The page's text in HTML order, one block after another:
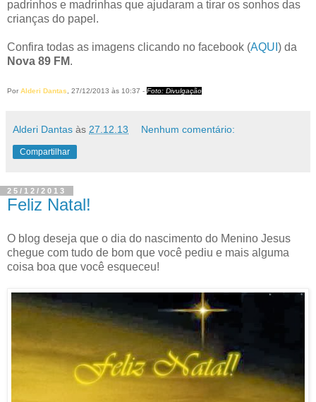
padrinhos e madrinhas que ajudaram a tirar os sonhos das
crianças do papel.
Confira todas as imagens clicando no facebook (AQUI ) da
Nova 89 FM.
Por Alderi Dantas , 27/12/2013 às 10:37 - Foto: Divulgação
Alderi Dantas às 27.12.13 Nenhum comentário:
Compartilhar
25/12/2013
Feliz Natal!
O blog deseja que o dia do nascimento do Menino Jesus
chegue com tudo de bom que você pediu e mais alguma
coisa boa que você esqueceu!